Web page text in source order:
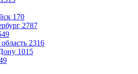
170
2787
2316
1015